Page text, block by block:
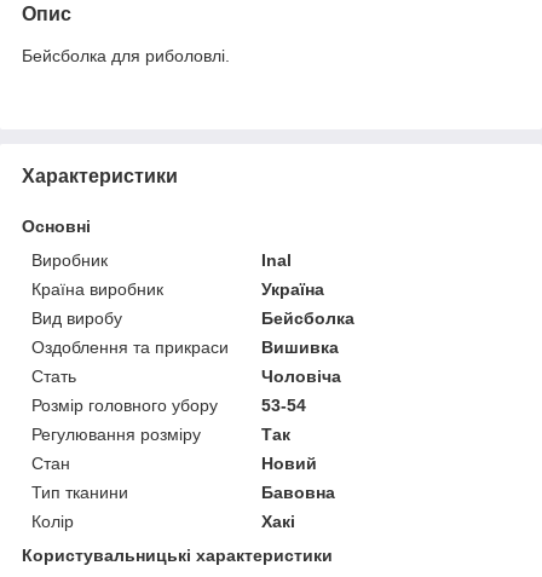
Опис
Бейсболка для риболовлі.
Характеристики
Основні
Виробник
Inal
Країна виробник
Україна
Вид виробу
Бейсболка
Оздоблення та прикраси
Вишивка
Стать
Чоловіча
Розмір головного убору
53-54
Регулювання розміру
Так
Стан
Новий
Тип тканини
Бавовна
Колір
Хакі
Користувальницькі характеристики